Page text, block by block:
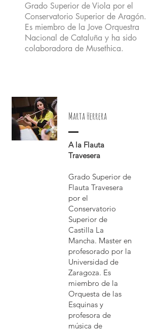
Grado Superior de Viola por el
Conservatorio Superior de Aragón.
Es miembro de la Jove Orquestra
Nacional de Cataluña y ha sido
colaboradora de Musethica.
Marta Herrera
A la Flauta
Travesera
Grado Superior de
Flauta Travesera
por el
Conservatorio
Superior de
Castilla La
Mancha. Master en
profesorado por la
Universidad de
Zaragoza. Es
miembro de la
Orquesta de las
Esquinas y
profesora de
música de